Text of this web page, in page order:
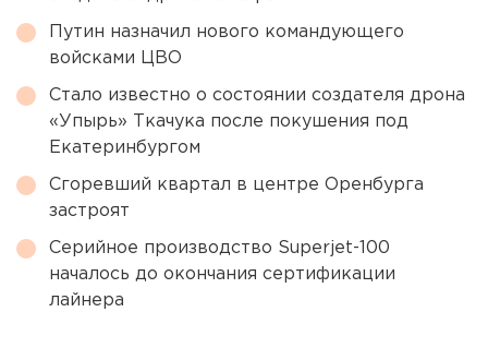
Путин назначил нового командующего
войсками ЦВО
Стало известно о состоянии создателя дрона
«Упырь» Ткачука после покушения под
Екатеринбургом
Сгоревший квартал в центре Оренбурга
застроят
Серийное производство Superjet-100
началось до окончания сертификации
лайнера